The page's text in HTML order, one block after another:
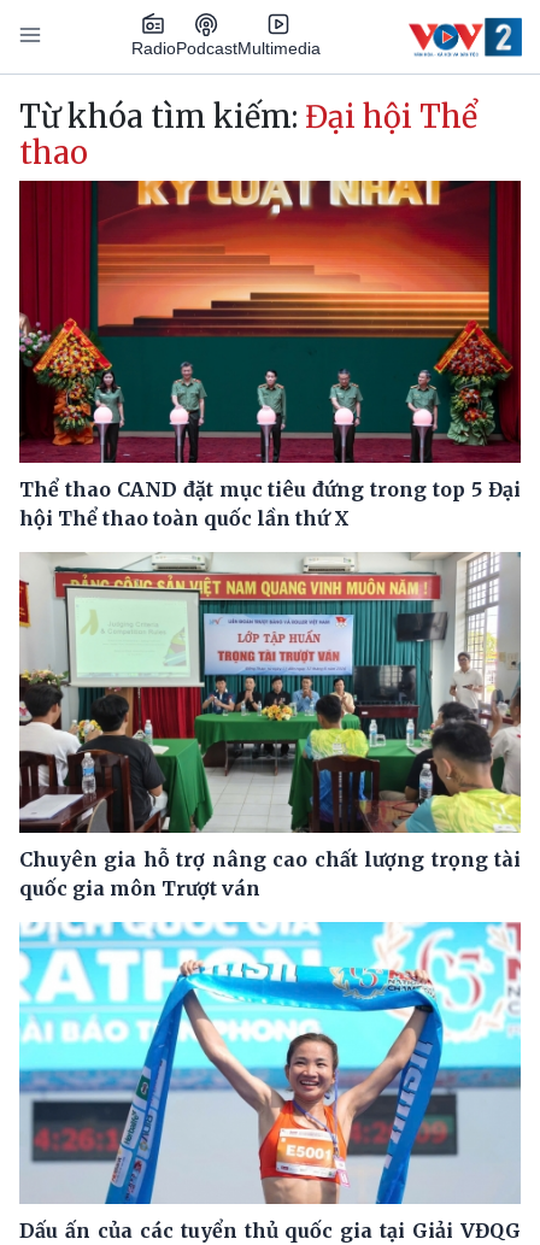
Nhảy đến nội dung
RadioPodcastMultimedia
Main navigation
Từ khóa tìm kiếm: Đại hội Thể
thao
Thể thao CAND đặt mục tiêu đứng trong top 5 Đại
hội Thể thao toàn quốc lần thứ X
Chuyên gia hỗ trợ nâng cao chất lượng trọng tài
quốc gia môn Trượt ván
Dấu ấn của các tuyển thủ quốc gia tại Giải VĐQG